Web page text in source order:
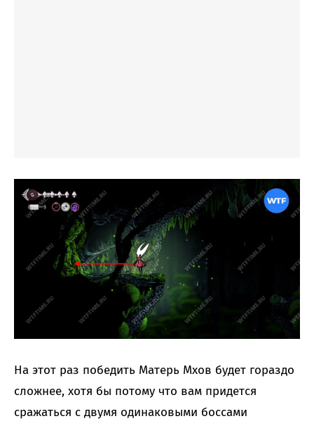
На этот раз победить Матерь Мхов будет гораздо
сложнее, хотя бы потому что вам придется
сражаться с двумя одинаковыми боссами